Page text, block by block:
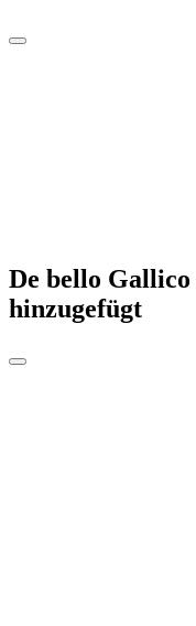
De bello Gallico
hinzugefügt